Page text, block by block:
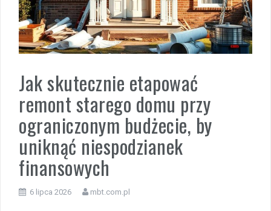
Jak skutecznie etapować
remont starego domu przy
ograniczonym budżecie, by
uniknąć niespodzianek
finansowych
6 lipca 2026 mbt.com.pl